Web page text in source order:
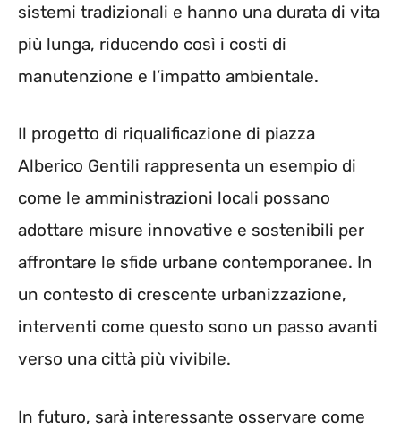
sistemi tradizionali e hanno una durata di vita
più lunga, riducendo così i costi di
manutenzione e l’impatto ambientale.
Il progetto di riqualificazione di piazza
Alberico Gentili rappresenta un esempio di
come le amministrazioni locali possano
adottare misure innovative e sostenibili per
affrontare le sfide urbane contemporanee. In
un contesto di crescente urbanizzazione,
interventi come questo sono un passo avanti
verso una città più vivibile.
In futuro, sarà interessante osservare come